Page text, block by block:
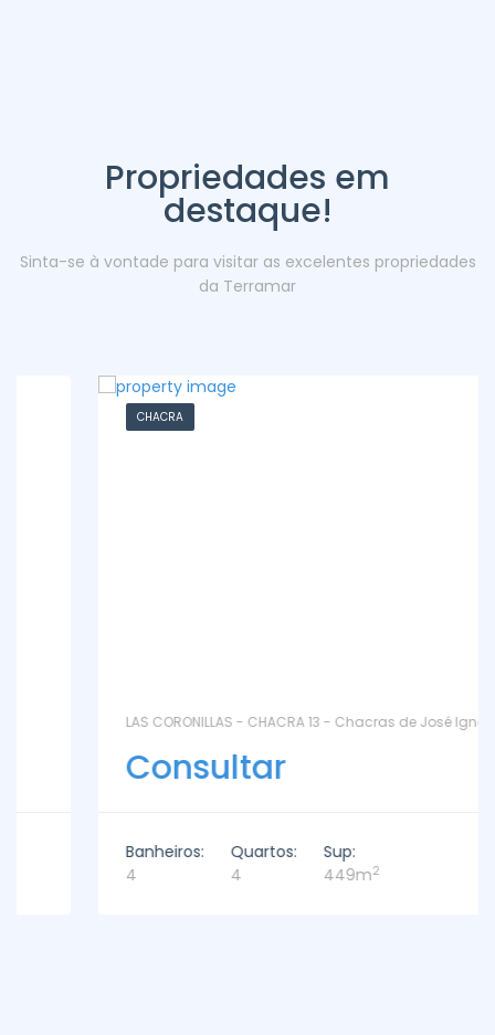
Propriedades em
destaque!
Sinta-se à vontade para visitar as excelentes propriedades
da Terramar
LAS CORONILLAS - CHACRA 13 - Chacras de José Ignacio
Consultar
Quartos:
Sup: